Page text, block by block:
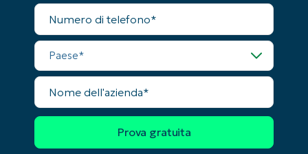
Numero
telefono
Paese
Nome
dell'azienda
Inizia la tua prova di 14 giorni
Nessuna carta di credito richiesta, accesso
completo a tutte le funzionalità
First
and
name*
Business
email*